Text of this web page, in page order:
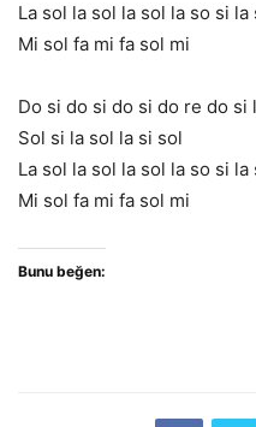
La sol la sol la sol la so si la
Mi sol fa mi fa sol mi
Do si do si do si do re do si
Sol si la sol la si sol
La sol la sol la sol la so si la
Mi sol fa mi fa sol mi
Bunu beğen: